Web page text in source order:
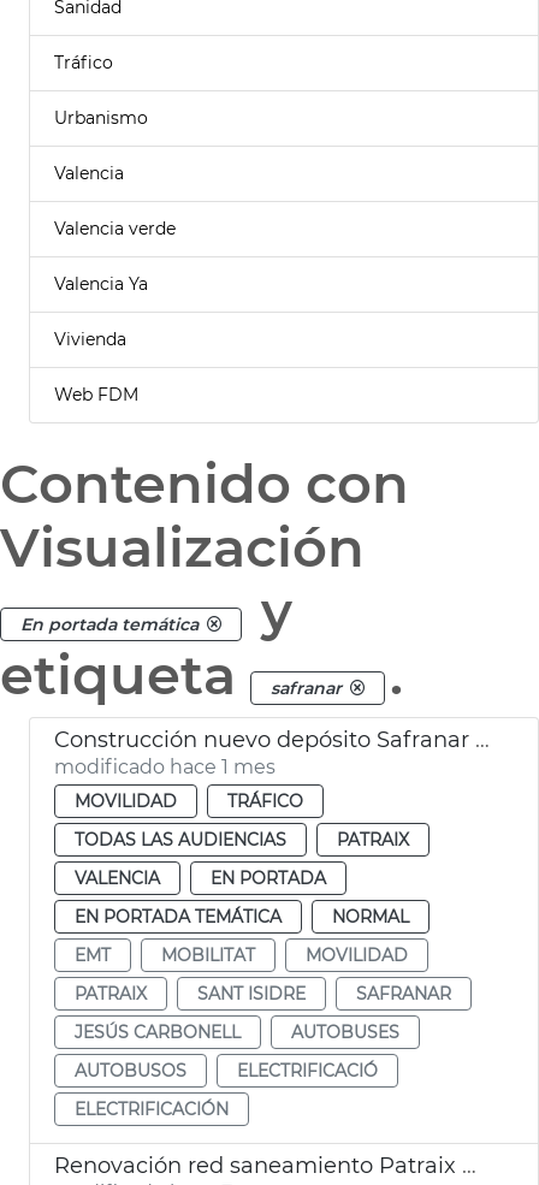
Sanidad
Tráfico
Urbanismo
Valencia
Valencia verde
Valencia Ya
Vivienda
Web FDM
Contenido con
Visualización
En portada temática
y
etiqueta
safranar .
Construcción nuevo depósito Safranar EMT València
modificado hace 1 mes
MOVILIDAD
TRÁFICO
TODAS LAS AUDIENCIAS
PATRAIX
VALENCIA
EN PORTADA
EN PORTADA TEMÁTICA
NORMAL
EMT
MOBILITAT
MOVILIDAD
PATRAIX
SANT ISIDRE
SAFRANAR
JESÚS CARBONELL
AUTOBUSES
AUTOBUSOS
ELECTRIFICACIÓ
ELECTRIFICACIÓN
Renovación red saneamiento Patraix València